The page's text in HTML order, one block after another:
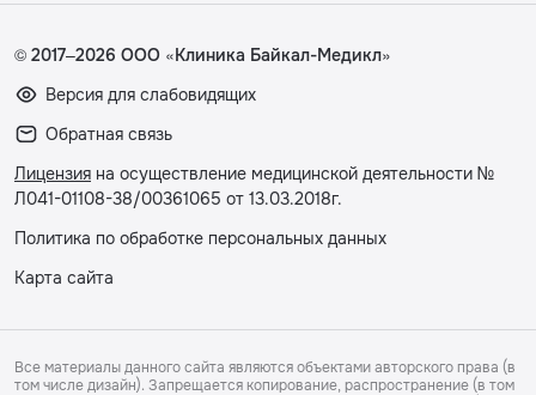
© 2017–2026 ООО «Клиника Байкал-Медикл»
Версия для слабовидящих
Обратная связь
Лицензия на осуществление медицинской деятельности №
Л041-01108-38/00361065 от 13.03.2018г.
Политика по обработке персональных данных
Карта сайта
Все материалы данного сайта являются объектами авторского права (в
том числе дизайн). Запрещается копирование, распространение (в том